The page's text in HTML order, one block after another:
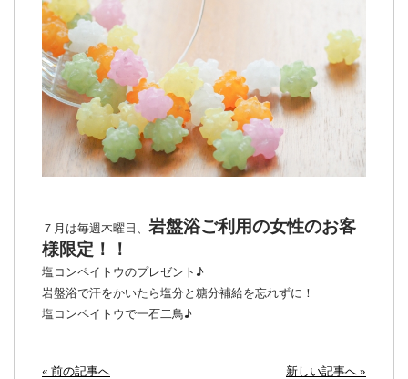
７月は毎週木曜日、 岩盤浴ご利用の女性のお客
様限定！！
塩コンペイトウのプレゼント♪
岩盤浴で汗をかいたら塩分と糖分補給を忘れずに！
塩コンペイトウで一石二鳥♪
« 前の記事へ 新しい記事へ »